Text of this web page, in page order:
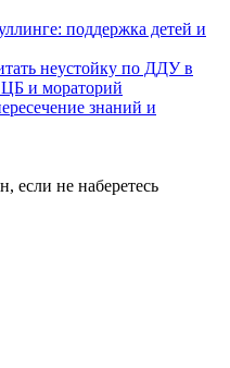
поддержка детей и
неустойку по ДДУ в
ЦБ и мораторий
знаний и
если не наберетесь